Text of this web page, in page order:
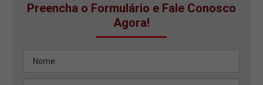
Preencha o Formulário e Fale Conosco
Agora!